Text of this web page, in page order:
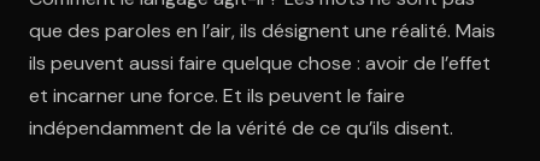
que des paroles en l’air, ils désignent une réalité. Mais
ils peuvent aussi faire quelque chose : avoir de l’effet
et incarner une force. Et ils peuvent le faire
indépendamment de la vérité de ce qu’ils disent.